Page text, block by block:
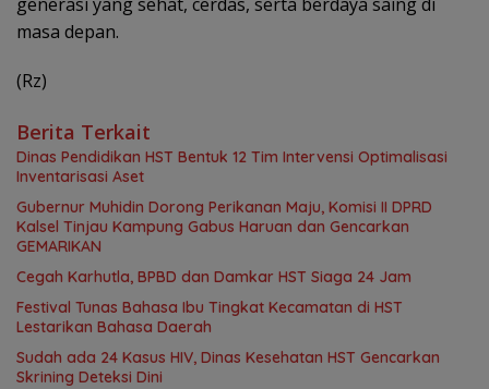
masa depan.
(Rz)
Berita Terkait
Dinas Pendidikan HST Bentuk 12 Tim Intervensi Optimalisasi
Inventarisasi Aset
Gubernur Muhidin Dorong Perikanan Maju, Komisi II DPRD
Kalsel Tinjau Kampung Gabus Haruan dan Gencarkan
GEMARIKAN
Cegah Karhutla, BPBD dan Damkar HST Siaga 24 Jam
Festival Tunas Bahasa Ibu Tingkat Kecamatan di HST
Lestarikan Bahasa Daerah
Sudah ada 24 Kasus HIV, Dinas Kesehatan HST Gencarkan
Skrining Deteksi Dini